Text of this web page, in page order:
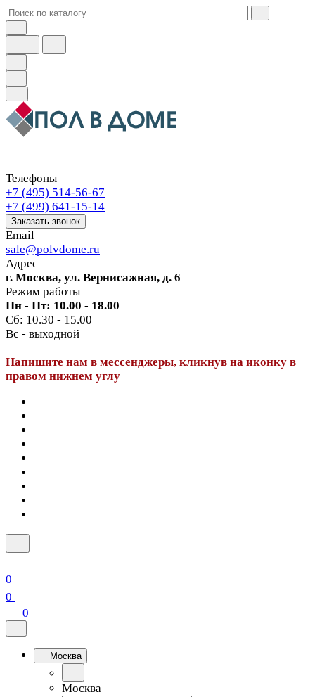
Телефоны
+7 (495) 514-56-67
+7 (499) 641-15-14
Заказать звонок
Email
sale@polvdome.ru
Адрес
г. Москва, ул. Вернисажная, д. 6
Режим работы
Пн - Пт: 10.00 - 18.00
Сб: 10.30 - 15.00
Вс - выходной
Напишите нам в мессенджеры, кликнув на иконку в
правом нижнем углу
0
0
0
Москва
Москва